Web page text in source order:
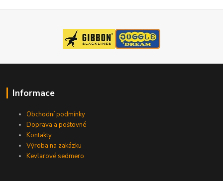
Informace
Obchodní podmínky
Doprava a poštovné
Kontakty
Výroba na zakázku
Kevlarové sedmero